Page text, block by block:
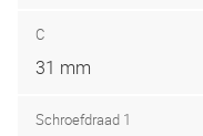
C
31 mm
Schroefdraad 1